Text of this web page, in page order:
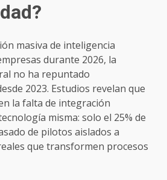
masiva de inteligencia
durante 2026, la
no ha repuntado
2023. Estudios revelan que
la falta de integración
misma: solo el 25% de
de pilotos aislados a
que transformen procesos